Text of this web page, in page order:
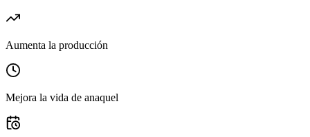
Aumenta la producción
Mejora la vida de anaquel